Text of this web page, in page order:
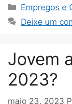
Categorias
Empregos e
Deixe um
Jovem
2023?
maio 23, 2023